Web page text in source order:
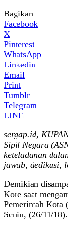
Bagikan
Facebook
X
Pinterest
WhatsApp
Linkedin
Email
Print
Tumblr
Telegram
LINE
sergap.id,
Sipil Negara
keteladanan
jawab, dedikasi,
Demikian
Kore saat
Pemerintah Kota
Senin, (26/11/18).